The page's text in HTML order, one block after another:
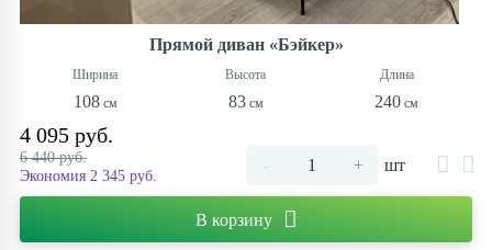
Прямой диван «Бэйкер»
108 83 240
4 095 руб.
6 440 руб.
Экономия 2 345 руб.
- + шт
В корзину